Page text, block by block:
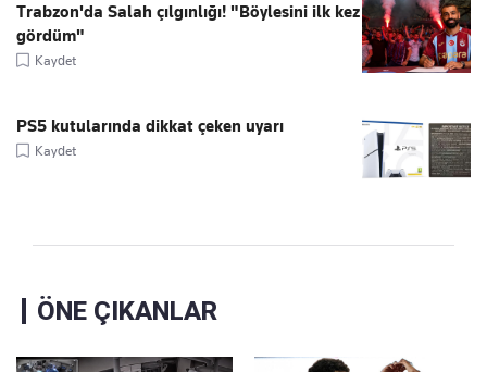
Trabzon'da Salah çılgınlığı! "Böylesini ilk kez
gördüm"
Kaydet
PS5 kutularında dikkat çeken uyarı
Kaydet
ÖNE ÇIKANLAR